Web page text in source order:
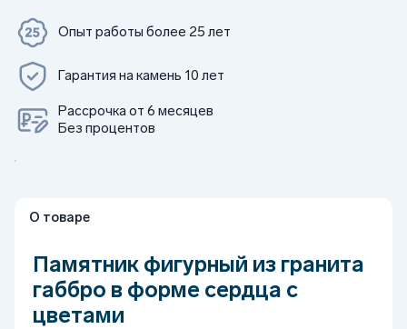
Опыт работы более 25 лет
Гарантия на камень 10 лет
Рассрочка от 6 месяцев
Без процентов
О товаре
Памятник фигурный из гранита
габбро в форме сердца с
цветами